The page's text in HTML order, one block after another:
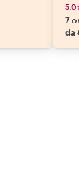
5.0
7
da